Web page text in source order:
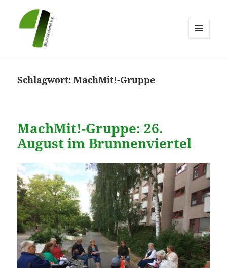
Schlagwort:MachMit!-Gruppe
MachMit!-Gruppe: 26.
August im Brunnenviertel